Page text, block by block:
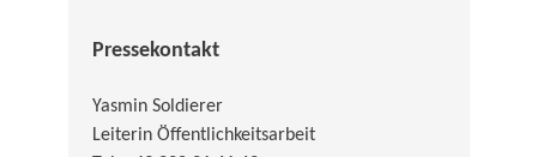
Pressekontakt
Yasmin Soldierer
Leiterin Öffentlichkeitsarbeit